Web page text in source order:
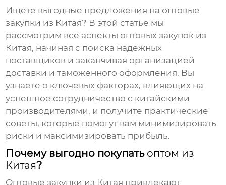
Ищете выгодные предложения на оптовые
закупки из Китая? В этой статье мы
рассмотрим все аспекты оптовых закупок из
Китая, начиная с поиска надежных
поставщиков и заканчивая организацией
доставки и таможенного оформления. Вы
узнаете о ключевых факторах, влияющих на
успешное сотрудничество с китайскими
производителями, и получите практические
советы, которые помогут вам минимизировать
риски и максимизировать прибыль.
Почему выгодно покупать оптом из
Китая?
Оптовые закупки из Китая привлекают